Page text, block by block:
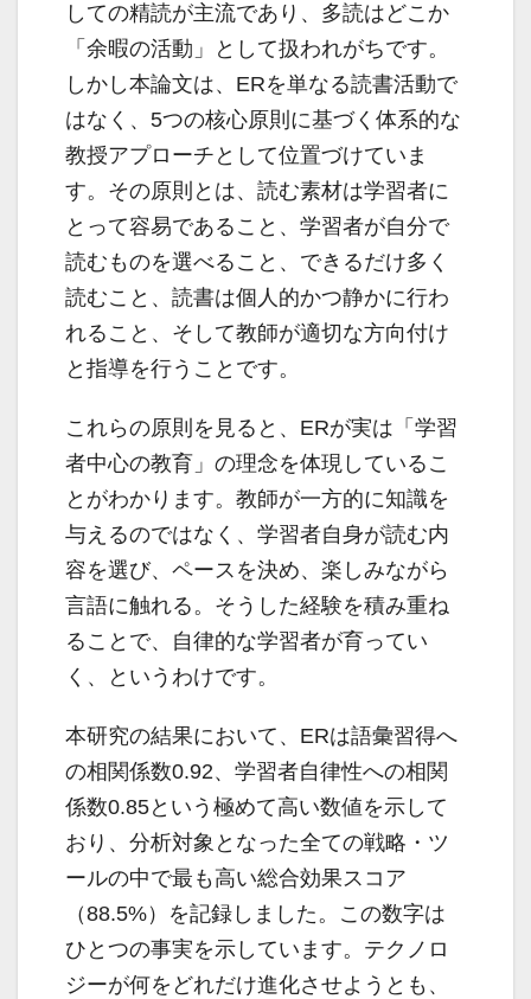
しての精読が主流であり、多読はどこか
「余暇の活動」として扱われがちです。
しかし本論文は、ERを単なる読書活動で
はなく、5つの核心原則に基づく体系的な
教授アプローチとして位置づけていま
す。その原則とは、読む素材は学習者に
とって容易であること、学習者が自分で
読むものを選べること、できるだけ多く
読むこと、読書は個人的かつ静かに行わ
れること、そして教師が適切な方向付け
と指導を行うことです。
これらの原則を見ると、ERが実は「学習
者中心の教育」の理念を体現しているこ
とがわかります。教師が一方的に知識を
与えるのではなく、学習者自身が読む内
容を選び、ペースを決め、楽しみながら
言語に触れる。そうした経験を積み重ね
ることで、自律的な学習者が育ってい
く、というわけです。
本研究の結果において、ERは語彙習得へ
の相関係数0.92、学習者自律性への相関
係数0.85という極めて高い数値を示して
おり、分析対象となった全ての戦略・ツ
ールの中で最も高い総合効果スコア
（88.5%）を記録しました。この数字は
ひとつの事実を示しています。テクノロ
ジーが何をどれだけ進化させようとも、